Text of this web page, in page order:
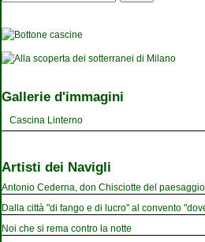
Gallerie d'immagini
Cascina Linterno
Artisti dei Navigli
Antonio Cederna, don Chisciotte del paesaggio
Dalla città "di fango e di lucro" al convento
Noi che si rema contro la notte